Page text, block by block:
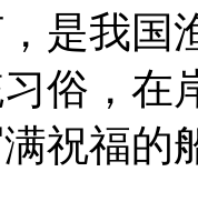
是我国
俗，在
祝福的